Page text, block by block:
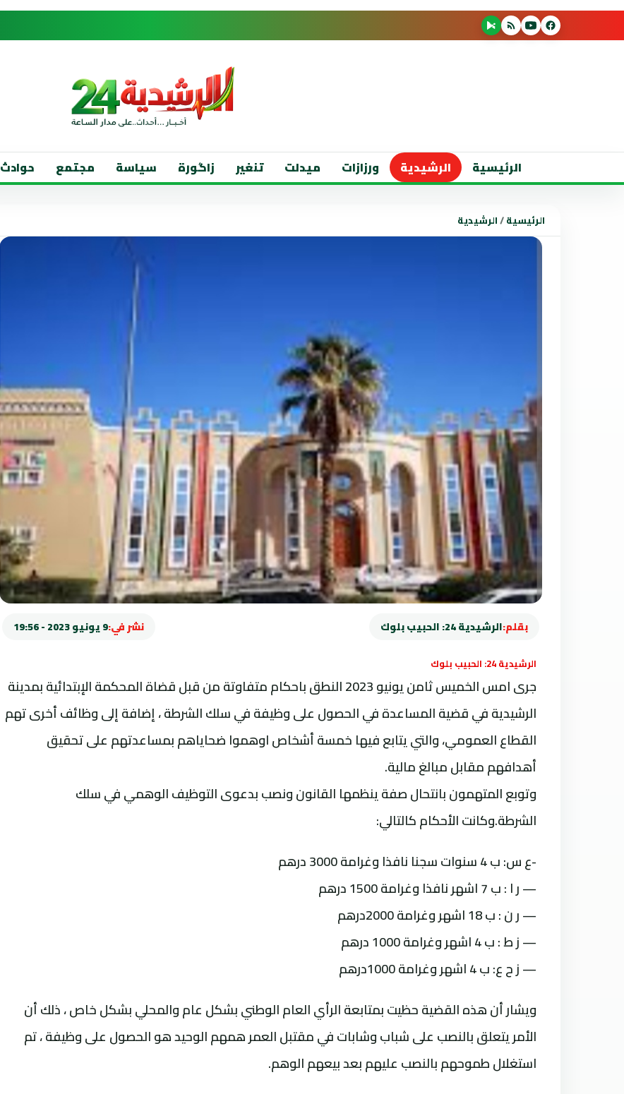
الرئيسية الرشيدية ورزازات ميدلت تنغير زاگورة سياسة مجتمع حوادث
الرئيسية/الرشيدية
بقلم:الرشيدية 24: الحبيب بلوك نشر في:9 يونيو 2023 - 19:56
الرشيدية 24: الحبيب بلوك
جرى امس الخميس ثامن يونيو 2023 النطق باحكام متفاوتة من قبل قضاة المحكمة الإبتدائية بمدينة
الرشيدية في قضية المساعدة في الحصول على وظيفة في سلك الشرطة ، إضافة إلى وظائف أخرى تهم
القطاع العمومي، والتي يتابع فيها خمسة أشخاص اوهموا ضحاياهم بمساعدتهم على تحقيق
أهدافهم مقابل مبالغ مالية.
وتوبع المتهمون بانتحال صفة ينظمها القانون ونصب بدعوى التوظيف الوهمي في سلك
الشرطة.وكانت الأحكام كالتالي:
-ع س: ب 4 سنوات سجنا نافذا وغرامة 3000 درهم
— ر ا : ب 7 اشهر نافذا وغرامة 1500 درهم
— ر ن : ب 18 اشهر وغرامة 2000درهم
— ز ط : ب 4 اشهر وغرامة 1000 درهم
— ز ح ع: ب 4 اشهر وغرامة 1000درهم
ويشار أن هذه القضية حظيت بمتابعة الرأي العام الوطني بشكل عام والمحلي بشكل خاص ، ذلك أن
الأمر يتعلق بالنصب على شباب وشابات في مقتبل العمر همهم الوحيد هو الحصول على وظيفة ، تم
استغلال طموحهم بالنصب عليهم بعد بيعهم الوهم.